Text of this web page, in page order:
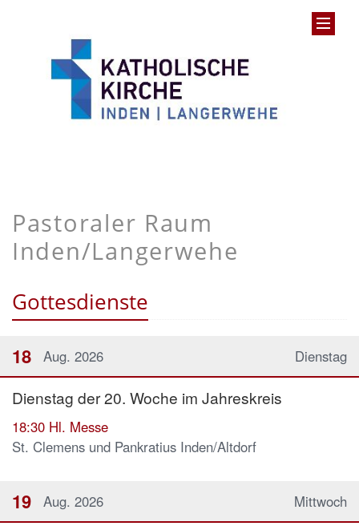
Pastoraler Raum
Inden/Langerwehe
Gottesdienste
Dienstag
18 Aug. 2026
Dienstag der 20. Woche im Jahreskreis
18:30 Hl. Messe
St. Clemens und Pankratius Inden/Altdorf
Mittwoch
19 Aug. 2026